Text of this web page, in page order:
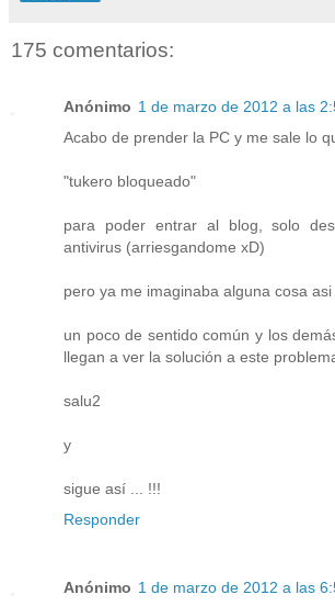
175 comentarios:
Anónimo 1 de marzo de 2012 a las
Acabo de prender la PC y me sale lo
"tukero bloqueado"
para poder entrar al blog, solo
antivirus (arriesgandome xD)
pero ya me imaginaba alguna cosa asi
un poco de sentido común y los
llegan a ver la solución a este
salu2
y
sigue así ... !!!
Responder
Anónimo 1 de marzo de 2012 a las